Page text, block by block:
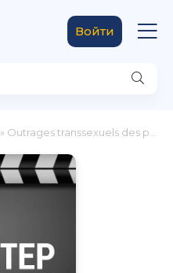
Войти
» Outrages transsexuels des petites filles violées et sodomisées